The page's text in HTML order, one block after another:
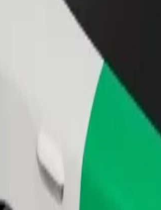
Lisa restoran või pood
Leia rohkem kliente ja
müüki
H.P sihtkohta Shoprite
H.P sihtkohta Shoprite? Tutvu meie
kaugusel!